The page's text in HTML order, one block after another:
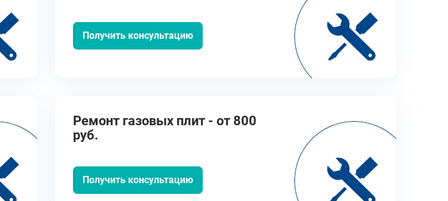
Получить консультацию
Ремонт газовых плит - от 800
руб.
Получить консультацию